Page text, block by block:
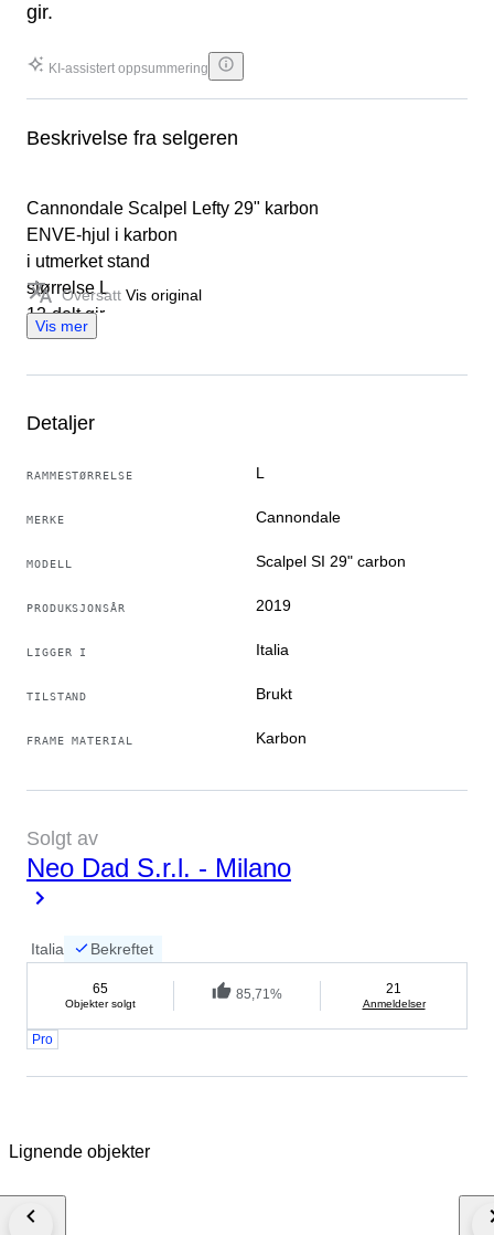
gir.
KI-assistert oppsummering
Beskrivelse fra selgeren
Cannondale Scalpel Lefty 29" karbon
ENVE-hjul i karbon
i utmerket stand
størrelse L
12-delt gir
Historien til selger
La den nette sykkelbutikken for brukte sykler. Vi er
handel med brukte sykler. Hos oss kan du finne alt
spesielle modeller.
Oversatt av Google Translate
Oversatt Vis original
Vis mer
Detaljer
RAMMESTØRRELSE L
MERKE Cannondale
MODELL Scalpel SI 29" carbon
PRODUKSJONSÅR 2019
LIGGER I Italia
TILSTAND Brukt
FRAME MATERIAL Karbon
Solgt av
Neo Dad S.r.l. - Milano
Italia Bekreftet
65
Objekter solgt
85,71% 21
Anmeldelser
Pro
Lignende objekter